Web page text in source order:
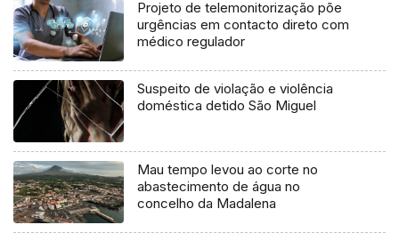
Projeto de telemonitorização põe
urgências em contacto direto com
médico regulador
Suspeito de violação e violência
doméstica detido São Miguel
Mau tempo levou ao corte no
abastecimento de água no
concelho da Madalena